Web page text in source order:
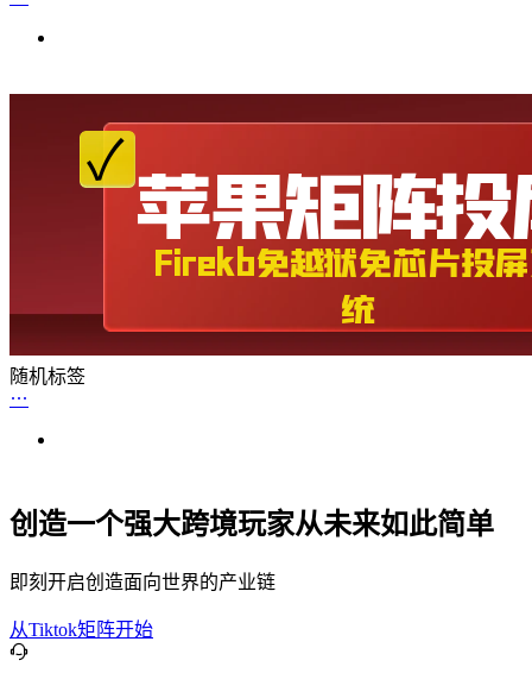
随机标签
创造一个强大跨境玩家从未来如此简单
即刻开启创造面向世界的产业链
从Tiktok矩阵开始